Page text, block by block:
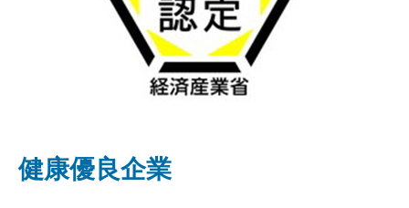
健康優良企業